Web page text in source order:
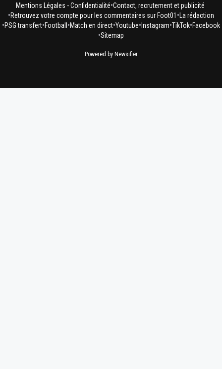
Mentions Légales - Confidentialité•Contact, recrutement et publicité
•Retrouvez votre compte pour les commentaires sur Foot01 • La rédaction
•PSG transfert•Football •Match en direct•Youtube• Instagram•TikTok•Facebook
•Sitemap
Powered by Newsifier